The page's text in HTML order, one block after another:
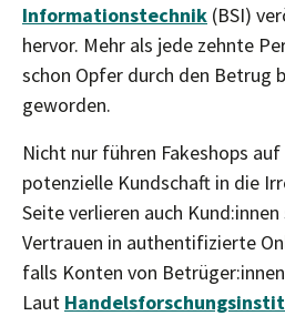
Informationstechnik (BSI)
hervor. Mehr als jede zehnte
schon Opfer durch den Betrug
geworden.
Nicht nur führen Fakeshops
potenzielle Kundschaft in die
Seite verlieren auch
Vertrauen in authentifizierte
falls Konten von
Laut